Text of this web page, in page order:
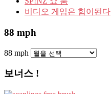
비디오 게임은 힘이된다
88 mph
88 mph
보너스 !